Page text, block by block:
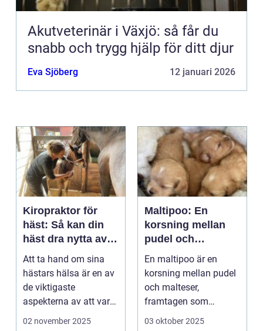
Akutveterinär i Växjö: så får du
snabb och trygg hjälp för ditt djur
Eva Sjöberg 12 januari 2026
Kiropraktor för
häst: Så kan din
häst dra nytta av
behandling
Att ta hand om sina
hästars hälsa är en av
de viktigaste
aspekterna av att vara
h&aum...
02 november 2025
Maltipoo: En
korsning mellan
pudel och
malteser
En maltipoo är en
korsning mellan pudel
och malteser,
framtagen som
sällskapshund. Den
03 oktober 2025